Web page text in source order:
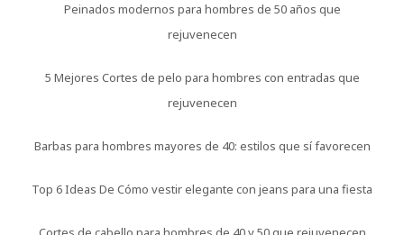
Peinados modernos para hombres de 50 años que
rejuvenecen
5 Mejores Cortes de pelo para hombres con entradas que
rejuvenecen
Barbas para hombres mayores de 40: estilos que sí favorecen
Top 6 Ideas De Cómo vestir elegante con jeans para una fiesta